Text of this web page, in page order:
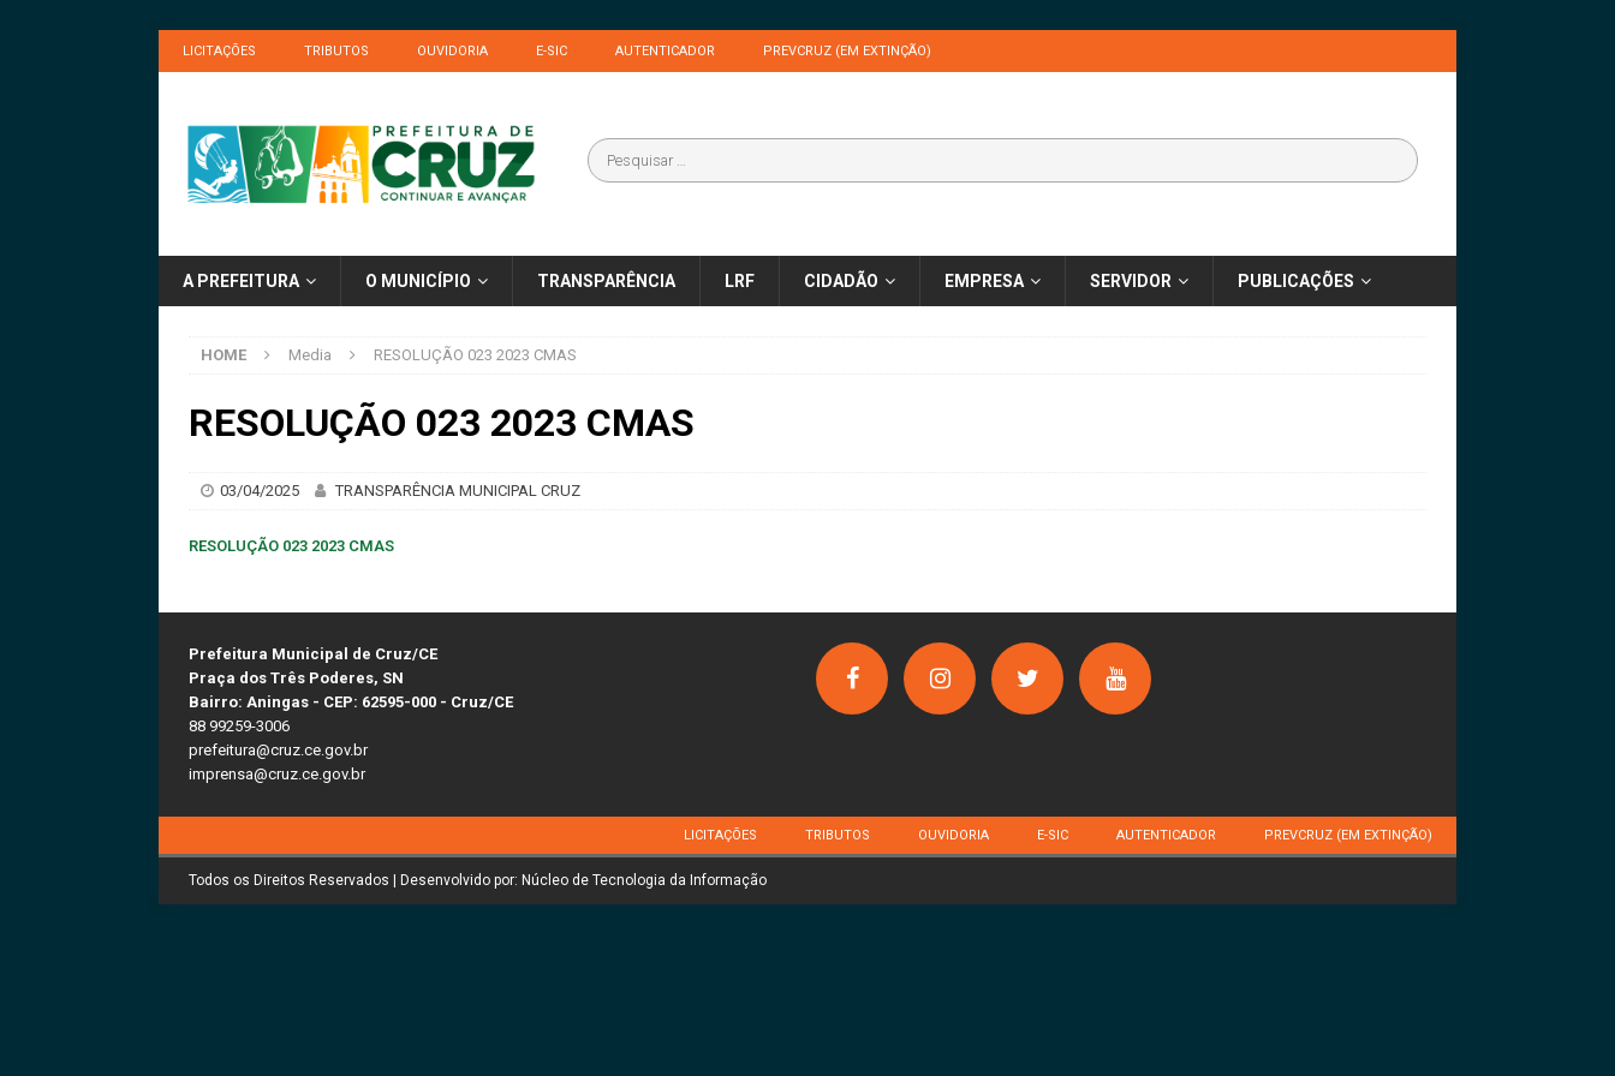
LICITAÇÕES TRIBUTOS OUVIDORIA E-SIC AUTENTICADOR PREVCRUZ (EM EXTINÇÃO)
A PREFEITURA O MUNICÍPIO TRANSPARÊNCIA LRF CIDADÃO EMPRESA SERVIDOR PUBLICAÇÕES
HOME Media RESOLUÇÃO 023 2023 CMAS
RESOLUÇÃO 023 2023 CMAS
03/04/2025 TRANSPARÊNCIA MUNICIPAL CRUZ
RESOLUÇÃO 023 2023 CMAS
Prefeitura Municipal de Cruz/CE
Praça dos Três Poderes, SN
Bairro: Aningas - CEP: 62595-000 - Cruz/CE
88 99259-3006
prefeitura@cruz.ce.gov.br
imprensa@cruz.ce.gov.br
LICITAÇÕES TRIBUTOS OUVIDORIA E-SIC AUTENTICADOR PREVCRUZ (EM EXTINÇÃO)
Todos os Direitos Reservados | Desenvolvido por: Núcleo de Tecnologia da Informação